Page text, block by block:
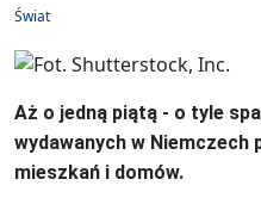
Świat
Aż o jedną piątą - o tyle
wydawanych w Niemczech
mieszkań i domów.